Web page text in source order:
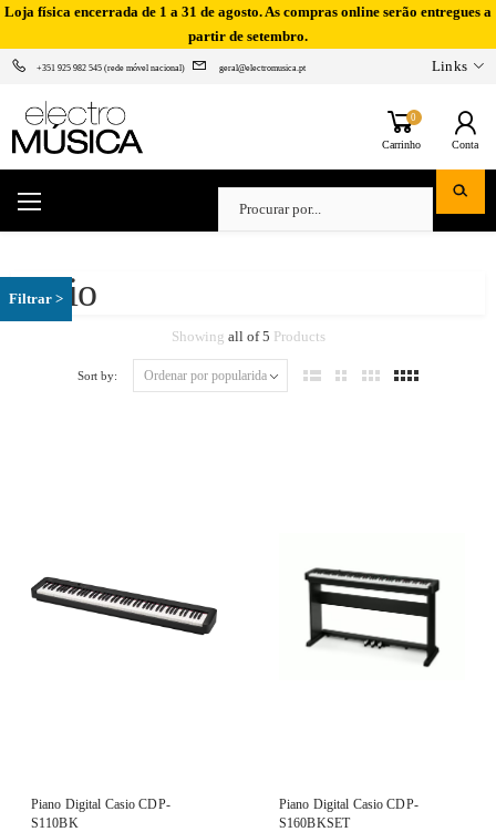
Loja física encerrada de 1 a 31 de agosto. As compras online serão entregues a
partir de setembro.
+351 925 982 545 (rede móvel nacional) geral@electromusica.pt Links
0
Carrinho Conta
Casio
Showing all of 5 Products
Sort by:
Piano Digital Casio CDP-
S110BK
Piano Digital Casio CDP-
S160BKSET